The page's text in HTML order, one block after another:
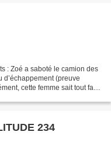
: Zoé a saboté le camion des
d’échappement (preuve
cette femme sait tout faire
234